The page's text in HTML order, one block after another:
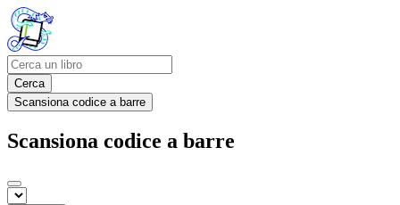
Cerca
Scansiona codice a barre
Scansiona codice a barre